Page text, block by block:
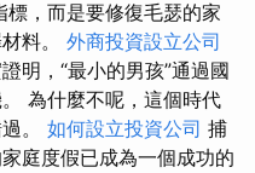
，而是要修復毛瑟的家
料。 外商投資設立公司
明，“最小的男孩”通過國
為什麼不呢，這個時代
。 如何設立投資公司 捕
庭度假已成為一個成功的